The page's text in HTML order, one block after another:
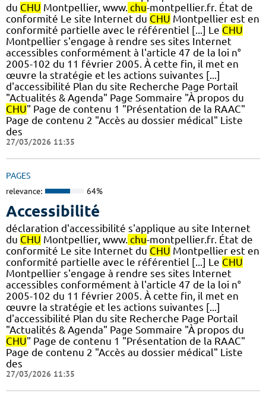
du CHU Montpellier, www. chu-montpellier.fr. État de
conformité Le site Internet du CHU Montpellier est en
conformité partielle avec le référentiel [...] Le CHU
Montpellier s'engage à rendre ses sites Internet
accessibles conformément à l'article 47 de la loi n°
2005-102 du 11 février 2005. À cette fin, il met en
œuvre la stratégie et les actions suivantes [...]
d'accessibilité Plan du site Recherche Page Portail
"Actualités & Agenda" Page Sommaire "À propos du
CHU" Page de contenu 1 "Présentation de la RAAC"
Page de contenu 2 "Accès au dossier médical" Liste
des
27/03/2026 11:35
PAGES
relevance: 64%
Accessibilité
déclaration d'accessibilité s'applique au site Internet
du CHU Montpellier, www. chu-montpellier.fr. État de
conformité Le site Internet du CHU Montpellier est en
conformité partielle avec le référentiel [...] Le CHU
Montpellier s'engage à rendre ses sites Internet
accessibles conformément à l'article 47 de la loi n°
2005-102 du 11 février 2005. À cette fin, il met en
œuvre la stratégie et les actions suivantes [...]
d'accessibilité Plan du site Recherche Page Portail
"Actualités & Agenda" Page Sommaire "À propos du
CHU" Page de contenu 1 "Présentation de la RAAC"
Page de contenu 2 "Accès au dossier médical" Liste
des
27/03/2026 11:35